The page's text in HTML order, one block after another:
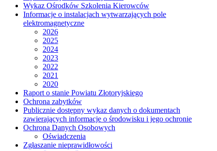
Wykaz Ośrodków Szkolenia Kierowców
Informacje o instalacjach wytwarzających pole
elektromagnetyczne
2026
2025
2024
2023
2022
2021
2020
Raport o stanie Powiatu Złotoryjskiego
Ochrona zabytków
Publicznie dostępny wykaz danych o dokumentach
zawierających informacje o środowisku i jego ochronie
Ochrona Danych Osobowych
Oświadczenia
Zgłaszanie nieprawidłowości